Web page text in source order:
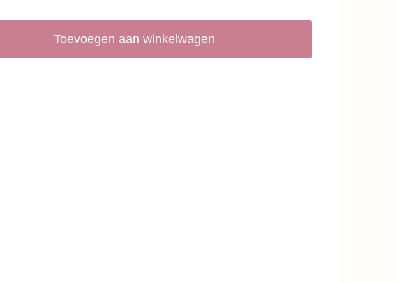
Toevoegen aan winkelwagen